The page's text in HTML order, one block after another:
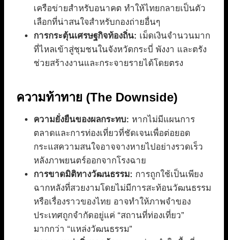
เครือข่ายสำหรับอนาคต ทำให้ไทยกลายเป็นตัว
เลือกที่น่าสนใจสำหรับกองถ่ายอื่นๆ
การกระตุ้นเศรษฐกิจท้องถิ่น: เม็ดเงินจำนวนมาก
ที่ไหลเข้าสู่ชุมชนในจังหวัดกระบี่ พังงา และตรัง
ช่วยสร้างงานและกระจายรายได้โดยตรง
ความท้าทาย (The Downside)
ความยั่งยืนของผลกระทบ: หากไม่มีแผนการ
ตลาดและการท่องเที่ยวที่ชัดเจนเพื่อต่อยอด
กระแสความสนใจอาจจางหายไปอย่างรวดเร็ว
หลังภาพยนตร์ออกจากโรงฉาย
การขาดมิติทางวัฒนธรรม: การถูกใช้เป็นเพียง
ฉากหลังที่สวยงามโดยไม่มีการสะท้อนวัฒนธรรม
หรือเรื่องราวของไทย อาจทำให้ภาพจำของ
ประเทศถูกจำกัดอยู่แค่ “สถานที่ท่องเที่ยว”
มากกว่า “แหล่งวัฒนธรรม”